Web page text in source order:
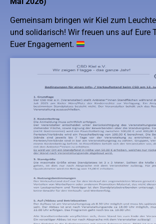
Gemeinsam bringen wir Kiel zum
und solidarisch! Wir freuen uns auf Eure
Euer Engagement.